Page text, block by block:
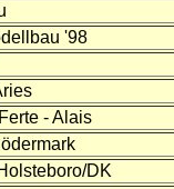
'98
- Alais
DK